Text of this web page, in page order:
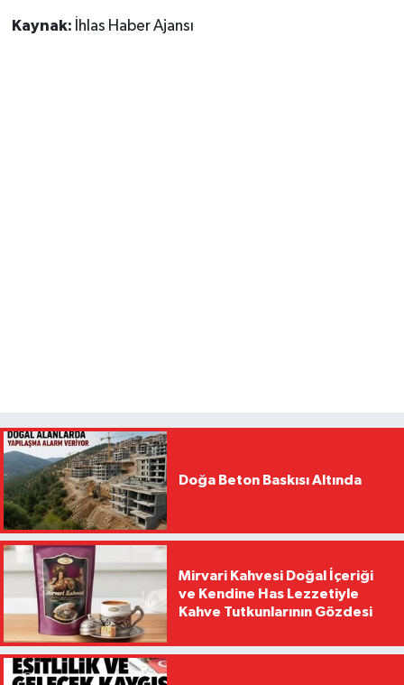
Kaynak: İhlas Haber Ajansı
Doğa Beton Baskısı Altında
Mirvari Kahvesi Doğal İçeriği
ve Kendine Has Lezzetiyle
Kahve Tutkunlarının Gözdesi